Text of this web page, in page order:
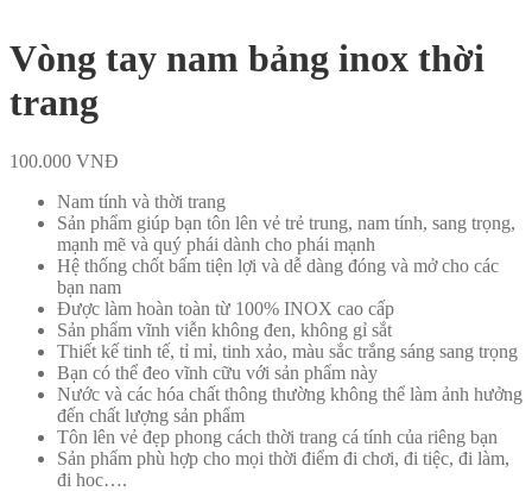
Vòng tay nam bảng inox thời
trang
100.000 VNĐ
Nam tính và thời trang
Sản phẩm giúp bạn tôn lên vẻ trẻ trung, nam tính, sang trọng,
mạnh mẽ và quý phái dành cho phái mạnh
Hệ thống chốt bấm tiện lợi và dễ dàng đóng và mở cho các
bạn nam
Được làm hoàn toàn từ 100% INOX cao cấp
Sản phẩm vĩnh viễn không đen, không gỉ sắt
Thiết kế tinh tế, tỉ mỉ, tinh xảo, màu sắc trắng sáng sang trọng
Bạn có thể đeo vĩnh cữu với sản phẩm này
Nước và các hóa chất thông thường không thể làm ảnh hưởng
đến chất lượng sản phẩm
Tôn lên vẻ đẹp phong cách thời trang cá tính của riêng bạn
Sản phẩm phù hợp cho mọi thời điểm đi chơi, đi tiệc, đi làm,
đi hoc….